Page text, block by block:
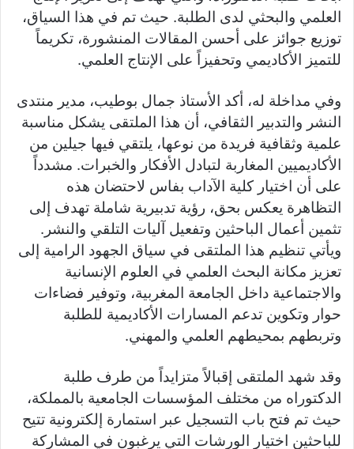
العلمي والبحثي لدى الطلبة. حيث تم في هذا السياق،
توزيع جوائز على أحسن المقالات المنشورة، تكريماً
للتميز الأكاديمي وتحفيزاً على الإنتاج العلمي.
وفي مداخلة له، أكد الأستاذ جمال بوطيب، مدير منتدى
النشر والتدبير الثقافي، أن هذا الملتقى يشكل مناسبة
علمية وثقافية فريدة من نوعها، يلتقي فيها جيلين من
الأكاديميين المغاربة لتبادل الأفكار والخبرات. مشدداً
على أن اختيار كلية الآداب بفاس لاحتضان هذه
التظاهرة يعكس بحق، رؤية تدبيرية شاملة تهدف إلى
تثمين أعمال الباحثين وتفعيل آليات التلقي والنشر.
ويأتي تنظيم هذا الملتقى في سياق الجهود الرامية إلى
تعزيز مكانة البحث العلمي في العلوم الإنسانية
والاجتماعية داخل الجامعة المغربية، وتوفير فضاءات
حوار وتكوين تدعم المسارات الأكاديمية للطلبة
وتربطهم بمحيطهم العلمي والمهني.
وقد شهد الملتقى إقبالاً متزايداً من طرف طلبة
الدكتوراه من مختلف المؤسسات الجامعية بالمملكة،
حيث تم فتح باب التسجيل عبر استمارة إلكترونية تتيح
للباحثين اختيار الورشات التي يرغبون في المشاركة